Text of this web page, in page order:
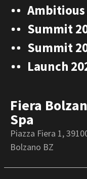
Ambitious
Summit
Summit
Launch
Fiera
Spa
Piazza Fiera 1,
Bolzano BZ